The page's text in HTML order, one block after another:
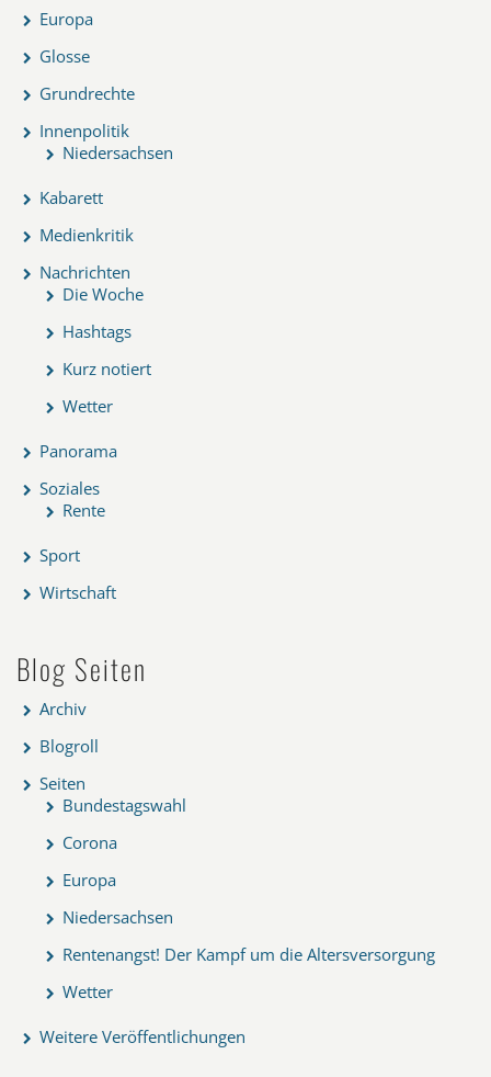
Europa
Glosse
Grundrechte
Innenpolitik
Niedersachsen
Kabarett
Medienkritik
Nachrichten
Die Woche
Hashtags
Kurz notiert
Wetter
Panorama
Soziales
Rente
Sport
Wirtschaft
Blog Seiten
Archiv
Blogroll
Seiten
Bundestagswahl
Corona
Europa
Niedersachsen
Rentenangst! Der Kampf um die Altersversorgung
Wetter
Weitere Veröffentlichungen